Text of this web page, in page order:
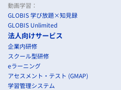
動画学習：
GLOBIS 学び放題×知見録
GLOBIS Unlimited
法人向けサービス
企業内研修
スクール型研修
eラーニング
アセスメント・テスト (GMAP)
学習管理システム